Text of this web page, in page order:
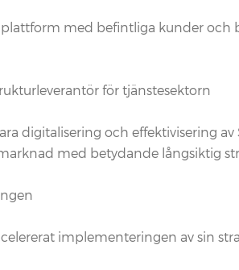
med befintliga kunder och
för tjänstesektorn
digitalisering och effektivisering
med betydande långsiktig
implementeringen av sin